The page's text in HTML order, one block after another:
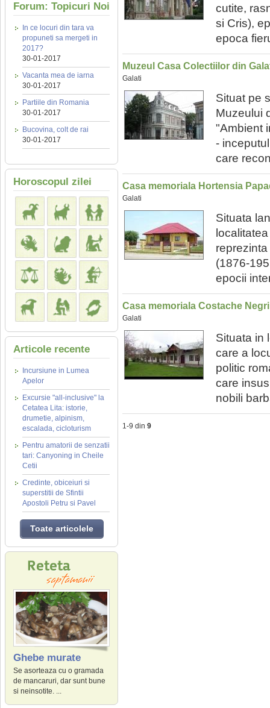
Forum: Topicuri Noi
In ce locuri din tara va
propuneti sa mergeti in
2017?
30-01-2017
Vacanta mea de iarna
30-01-2017
Partiile din Romania
30-01-2017
Bucovina, colt de rai
30-01-2017
Horoscopul zilei
Articole recente
Incursiune in Lumea
Apelor
Excursie "all-inclusive" la
Cetatea Lita: istorie,
drumetie, alpinism,
escalada, cicloturism
Pentru amatorii de senzatii
tari: Canyoning in Cheile
Cetii
Credinte, obiceiuri si
superstitii de Sfintii
Apostoli Petru si Pavel
Toate articolele
Ghebe murate
Se asorteaza cu o gramada
de mancaruri, dar sunt bune
si neinsotite. ...
cutite,
si Cris),
epoca
Muzeul Casa Colectiilor din
Galati
Situat pe
Muzeului
"Ambient
-
care
Casa memoriala Hortensia
Galati
Situata
(1876-
epocii
Casa memoriala Costache Negri
Galati
Situata in
care a
politic
care
nobili
1-9 din 9